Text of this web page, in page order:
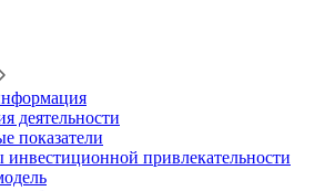
деятельности
показатели
привлекательности